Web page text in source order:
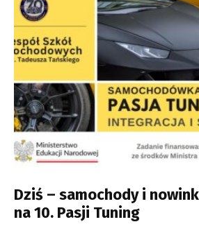
Dziś – samochody i
na 10. Pasji Tuning